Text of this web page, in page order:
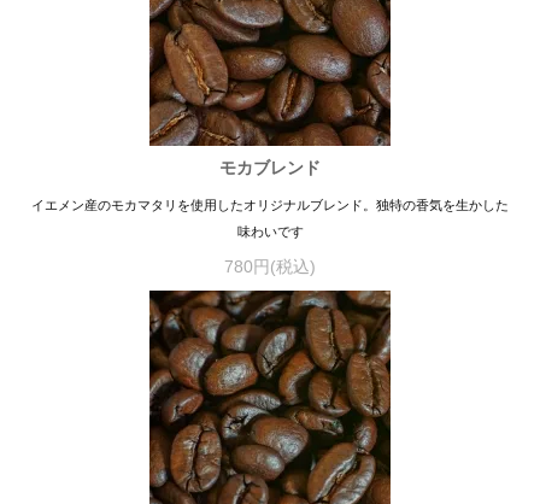
モカブレンド
イエメン産のモカマタリを使用したオリジナルブレンド。独特の香気を生かした
味わいです
780円(税込)